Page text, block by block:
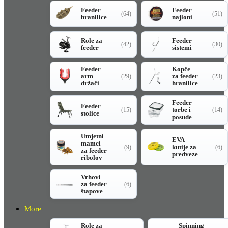
Feeder
hranilice
(64)
Feeder
najloni
(51)
Role za
feeder
(42)
Feeder
sistemi
(30)
Feeder
arm
držači
(29)
Kopče
za feeder
hranilice
(23)
Feeder
stolice
(15)
Feeder
torbe i
posude
(14)
Umjetni
mamci
za feeder
ribolov
(9)
EVA
kutije za
predveze
(6)
Vrhovi
za feeder
štapove
(6)
More
Role za
Spinning